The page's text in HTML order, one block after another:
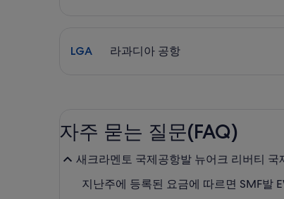
LGA 라과디아 공항
자주 묻는 질문(FAQ)
새크라멘토 국제공항발 뉴어크 리버티
지난주에 등록된 요금에 따르면 SMF발